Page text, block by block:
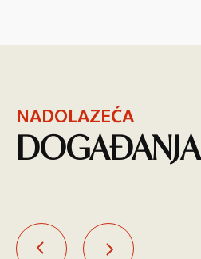
NADOLAZEĆA
DOGAĐANJA